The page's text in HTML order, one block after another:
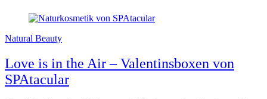
Natural Beauty
Love is in the Air – Valentinsboxen von
SPAtacular